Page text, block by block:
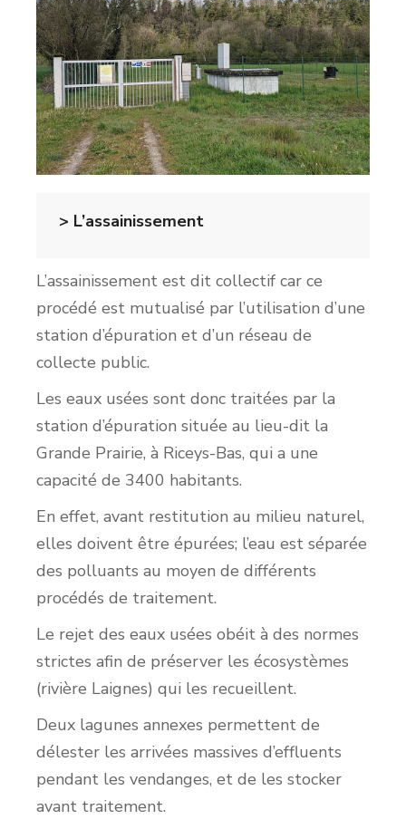
> L’assainissement
L’assainissement est dit collectif car ce
procédé est mutualisé par l’utilisation d’une
station d’épuration et d’un réseau de
collecte public.
Les eaux usées sont donc traitées par la
station d’épuration située au lieu-dit la
Grande Prairie, à Riceys-Bas, qui a une
capacité de 3400 habitants.
En effet, avant restitution au milieu naturel,
elles doivent être épurées; l’eau est séparée
des polluants au moyen de différents
procédés de traitement.
Le rejet des eaux usées obéit à des normes
strictes afin de préserver les écosystèmes
(rivière Laignes) qui les recueillent.
Deux lagunes annexes permettent de
délester les arrivées massives d’effluents
pendant les vendanges, et de les stocker
avant traitement.